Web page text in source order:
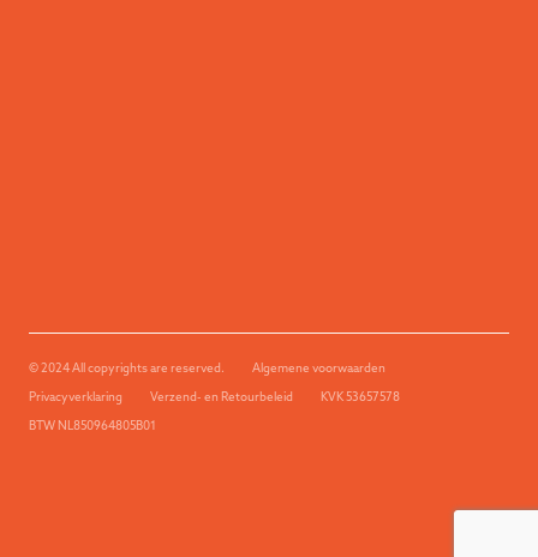
© 2024 All copyrights are reserved. Algemene voorwaarden
Privacyverklaring Verzend- en Retourbeleid KVK 53657578
BTW NL850964805B01